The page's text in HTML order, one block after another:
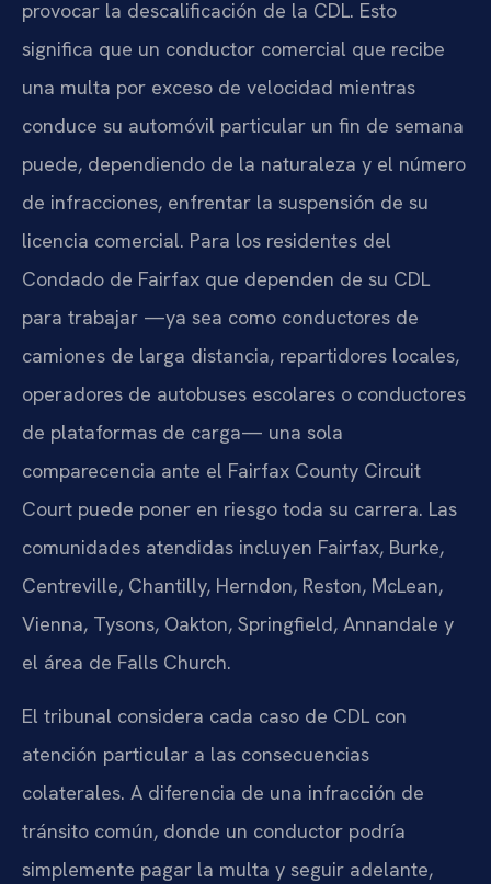
provocar la descalificación de la CDL. Esto
significa que un conductor comercial que recibe
una multa por exceso de velocidad mientras
conduce su automóvil particular un fin de semana
puede, dependiendo de la naturaleza y el número
de infracciones, enfrentar la suspensión de su
licencia comercial. Para los residentes del
Condado de Fairfax que dependen de su CDL
para trabajar —ya sea como conductores de
camiones de larga distancia, repartidores locales,
operadores de autobuses escolares o conductores
de plataformas de carga— una sola
comparecencia ante el Fairfax County Circuit
Court puede poner en riesgo toda su carrera. Las
comunidades atendidas incluyen Fairfax, Burke,
Centreville, Chantilly, Herndon, Reston, McLean,
Vienna, Tysons, Oakton, Springfield, Annandale y
el área de Falls Church.
El tribunal considera cada caso de CDL con
atención particular a las consecuencias
colaterales. A diferencia de una infracción de
tránsito común, donde un conductor podría
simplemente pagar la multa y seguir adelante,